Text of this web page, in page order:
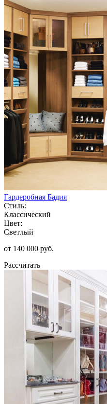
Гардеробная Бадия
Стиль:
Классический
Цвет:
Светлый
от 140 000 руб.
Рассчитать